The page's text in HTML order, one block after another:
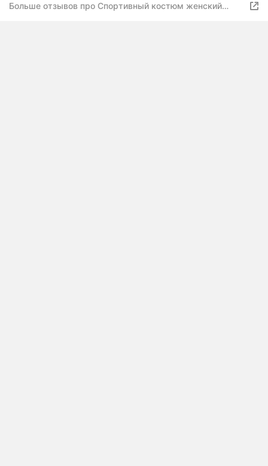
Больше отзывов про Спортивный костюм женский